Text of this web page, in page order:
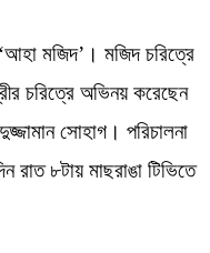
মজিদ’। মজিদ চরিত্রে
চরিত্রে অভিনয় করেছেন
সোহাগ। পরিচালনা
৮টায় মাছরাঙা টিভিতে